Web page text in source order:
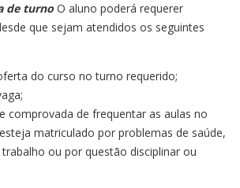
de turnoO aluno poderá requerer
que sejam atendidos os seguintes
do curso no turno requerido;
comprovada de frequentar as aulas no
matriculado por problemas de saúde,
ou por questão disciplinar ou